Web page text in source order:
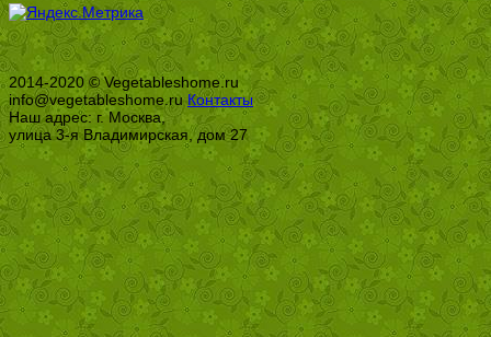
2014-2020 © Vegetableshome.ru
info@vegetableshome.ru Контакты
Наш адрес: г. Москва,
улица 3-я Владимирская, дом 27